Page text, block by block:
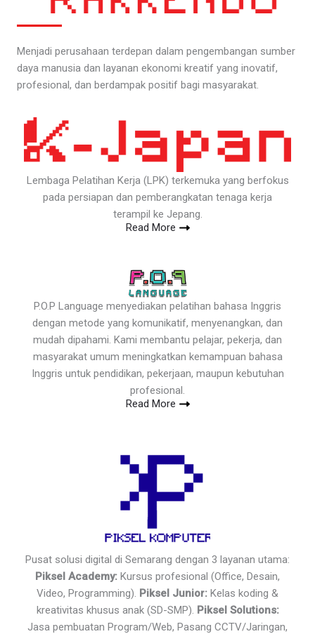
Menjadi perusahaan terdepan dalam pengembangan sumber
daya manusia dan layanan ekonomi kreatif yang inovatif,
profesional, dan berdampak positif bagi masyarakat.
Lembaga Pelatihan Kerja (LPK) terkemuka yang berfokus
pada persiapan dan pemberangkatan tenaga kerja
terampil ke Jepang.
Read More
P.O.P Language menyediakan pelatihan bahasa Inggris
dengan metode yang komunikatif, menyenangkan, dan
mudah dipahami. Kami membantu pelajar, pekerja, dan
masyarakat umum meningkatkan kemampuan bahasa
Inggris untuk pendidikan, pekerjaan, maupun kebutuhan
profesional.
Read More
Pusat solusi digital di Semarang dengan 3 layanan utama:
Piksel Academy: Kursus profesional (Office, Desain,
Video, Programming). Piksel Junior: Kelas koding &
kreativitas khusus anak (SD-SMP). Piksel Solutions:
Jasa pembuatan Program/Web, Pasang CCTV/Jaringan,